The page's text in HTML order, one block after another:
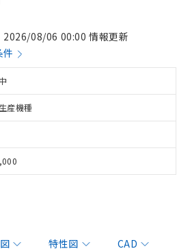
2026/08/06 00:00 情報更新
件
産機種
特性図
CAD